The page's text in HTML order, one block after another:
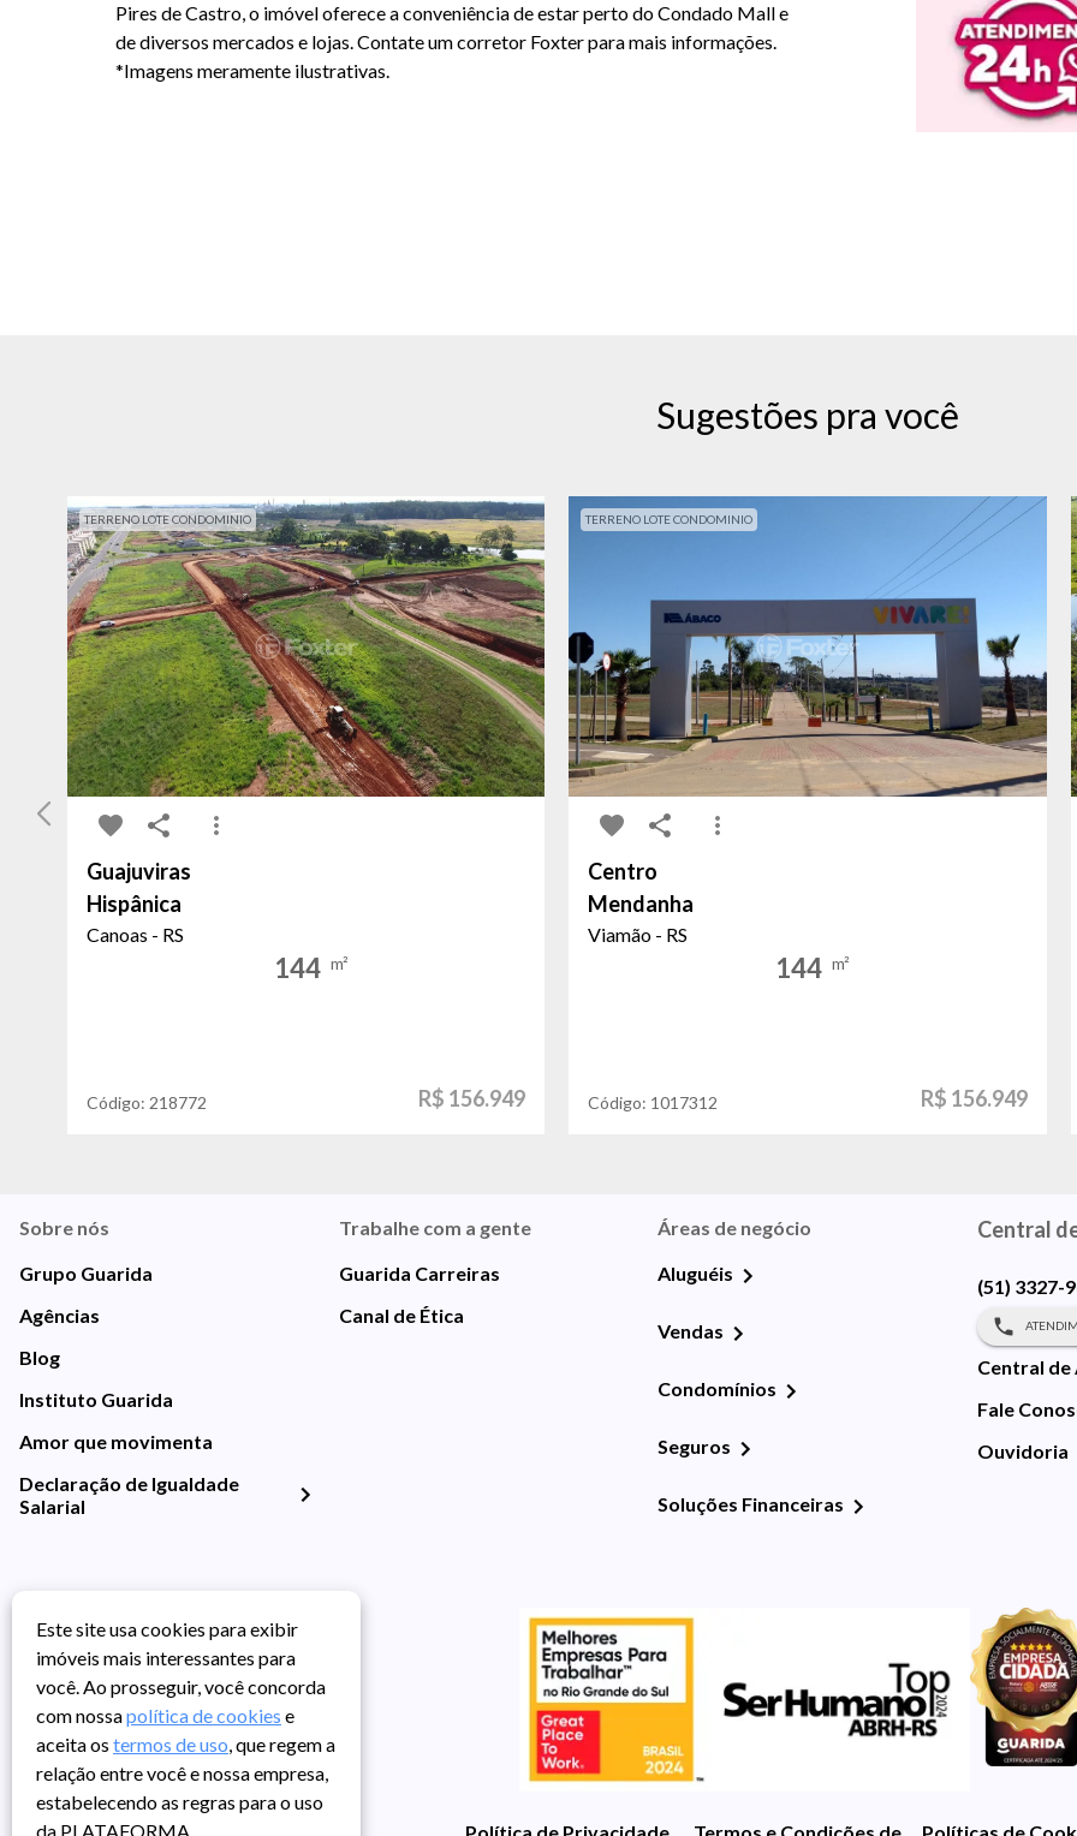
Pires de Castro, o imóvel oferece a conveniência de estar perto do Condado Mall e
de diversos mercados e lojas. Contate um corretor Foxter para mais informações.
*Imagens meramente ilustrativas.
Sugestões pra você
TERRENO LOTE CONDOMINIO
Guajuviras
Hispânica
Canoas - RS
144 m²
Código: 218772 R$ 156.949
TERRENO LOTE CONDOMINIO
Centro
Mendanha
Viamão - RS
144 m²
Código: 1017312 R$ 156.949
Sobre nós
Grupo Guarida
Agências
Blog
Instituto Guarida
Amor que movimenta
Declaração de Igualdade
Salarial
Trabalhe com a gente
Guarida Carreiras
Canal de Ética
Áreas de negócio
Aluguéis
Vendas
Condomínios
Seguros
Soluções Financeiras
Central
(51) 3327-
Central de
Fale
Ouvidoria
Política de Privacidade Termos e Condições de UsoPolíticas de
Este site usa cookies para exibir
imóveis mais interessantes para
você. Ao prosseguir, você concorda
com nossapolítica de cookies e
aceita os termos de uso, que regem a
relação entre você e nossa empresa,
estabelecendo as regras para o uso
da PLATAFORMA.